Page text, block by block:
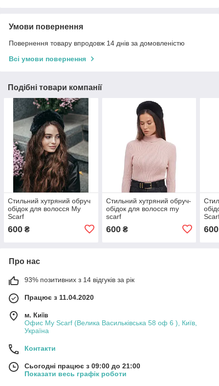
Умови повернення
Повернення товару впродовж 14 днів за домовленістю
Всі умови повернення
Подібні товари компанії
Стильний хутряний обруч
обідок для волосся My
Scarf
600 ₴
Стильний хутряний обруч-
обідок для волосся my
scarf
600₴ 600
Про нас
93% позитивних з 14 відгуків за рік
Працює з 11.04.2020
м. Київ
Офис My Scarf (Велика Васильківська 58 оф 6 ), Київ,
Україна
Контакти
Сьогодні працює з 09:00 до 21:00
Показати весь графік роботи